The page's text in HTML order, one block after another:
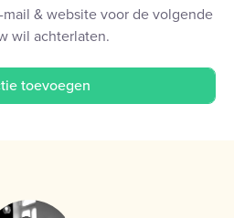
& website voor de volgende
wil achterlaten.